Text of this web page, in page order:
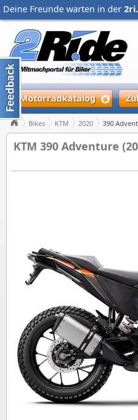
Deine Freunde warten in der
Motorradkatalog
Bikes KTM 2020 390
KTM 390 Adventure